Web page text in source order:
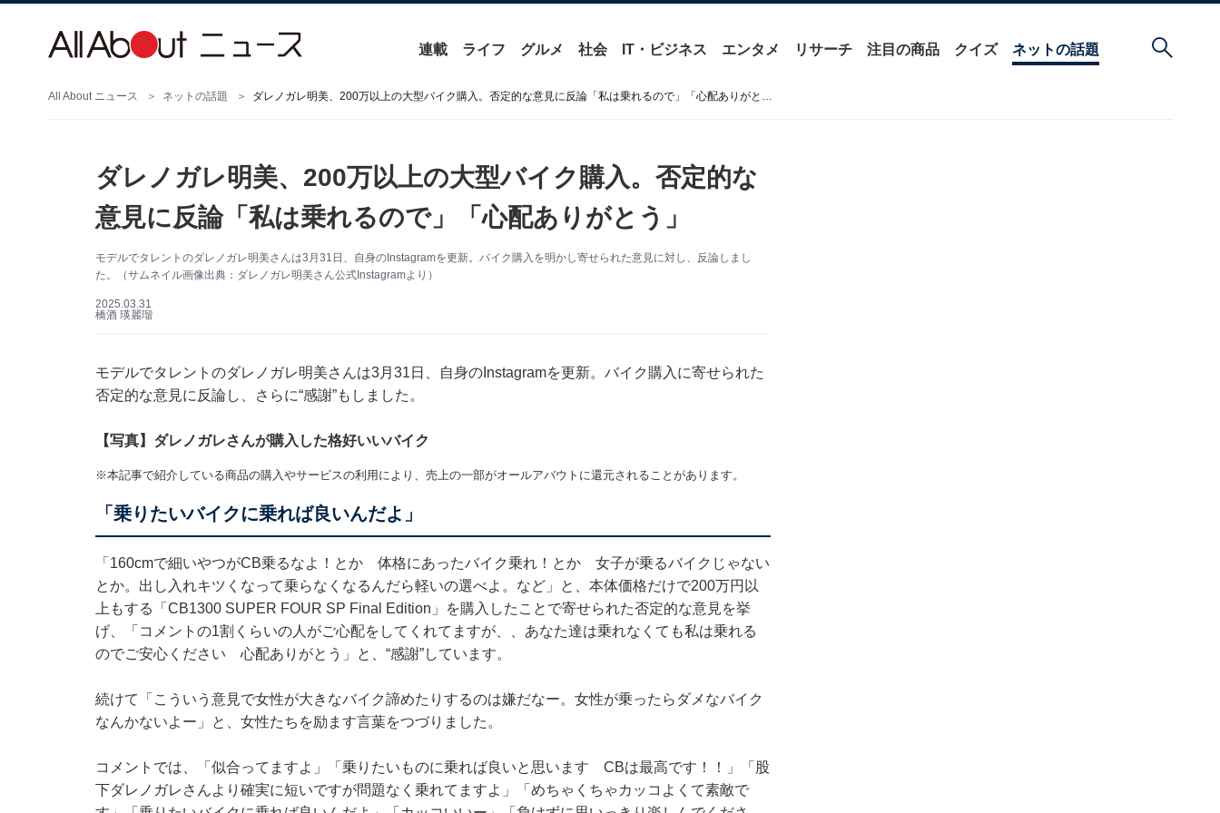
連載 ライフ グルメ 社会 IT・ビジネス エンタメ リサーチ 注目の商品 クイズ ネットの話題
All About ニュース ネットの話題 ダレノガレ明美、200万以上の大型バイク購入。否定的な意見に反論「私は乗れるので」「心配ありがとう」
ダレノガレ明美、200万以上の大型バイク購入。否定的な
意見に反論「私は乗れるので」「心配ありがとう」
モデルでタレントのダレノガレ明美さんは3月31日、自身のInstagramを更新。バイク購入を明かし寄せられた意見に対し、反論しまし
た。（サムネイル画像出典：ダレノガレ明美さん公式Instagramより）
2025.03.31
橋酒 瑛麗瑠
モデルでタレントのダレノガレ明美さんは3月31日、自身のInstagramを更新。バイク購入に寄せられた
否定的な意見に反論し、さらに“感謝”もしました。
【写真】ダレノガレさんが購入した格好いいバイク
※本記事で紹介している商品の購入やサービスの利用により、売上の一部がオールアバウトに還元されることがあります。
「乗りたいバイクに乗れば良いんだよ」
「160cmで細いやつがCB乗るなよ！とか 体格にあったバイク乗れ！とか 女子が乗るバイクじゃない
とか。出し入れキツくなって乗らなくなるんだら軽いの選べよ。など」と、本体価格だけで200万円以
上もする「CB1300 SUPER FOUR SP Final Edition」を購入したことで寄せられた否定的な意見を挙
げ、「コメントの1割くらいの人がご心配をしてくれてますが、、あなた達は乗れなくても私は乗れる
のでご安心ください 心配ありがとう」と、“感謝”しています。
続けて「こういう意見で女性が大きなバイク諦めたりするのは嫌だなー。女性が乗ったらダメなバイク
なんかないよー」と、女性たちを励ます言葉をつづりました。
コメントでは、「似合ってますよ」「乗りたいものに乗れば良いと思います CBは最高です！！」「股
下ダレノガレさんより確実に短いですが問題なく乗れてますよ」「めちゃくちゃカッコよくて素敵で